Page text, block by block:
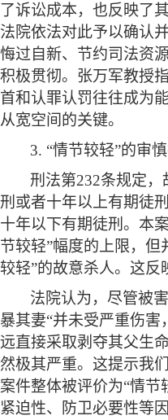
了诉讼成本，也反映了
法院依法对此予以确认
悔过自新、节约司法资
积极贯彻。张万军教授
首和认罪认罚往往成为
从宽空间的关键。
3. “情节较轻”的审
刑法第232条规定
刑或者十年以上有期徒
十年以下有期徒刑。本
节较轻”幅度的上限，但
较轻”的故意杀人。这反
法院认为，尽管被
暴其妻“并未受严重伤害
远直接采取剥夺其父生
然极其严重。这提示我
案件整体被评价为“情节
紧迫性、防卫必要性等